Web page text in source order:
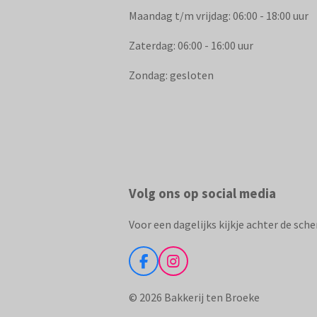
Maandag t/m vrijdag: 06:00 - 18:00 uur
Zaterdag: 06:00 - 16:00 uur
Zondag: gesloten
Volg ons op social media
Voor een dagelijks kijkje achter de
F
a
c
I
n
s
© 2026 Bakkerij ten Broeke